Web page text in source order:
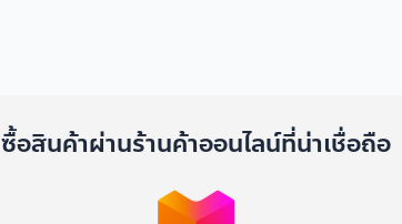
ซื้อสินค้าผ่านร้านค้าออนไลน์ที่น่าเชื่อถือ